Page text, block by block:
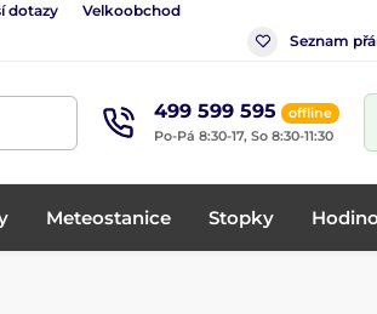
dotazy Velkoobchod
Seznam
499 599 595
offline
Po-Pá 8:30-17, So 8:30-11:30
Meteostanice Stopky